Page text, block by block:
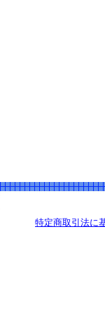
特定商取引法に